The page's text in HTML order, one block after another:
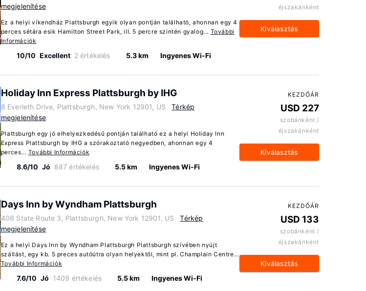
megjelenítése
Ez a helyi víkendház Plattsburgh egyik olyan pontján található, ahonnan egy 4
perces sétára esik Hamilton Street Park, ill. 5 percre szintén gyalog... További
Információk
10/10 Excellent 2 értékelés 5.3 km Ingyenes Wi-Fi
éjszakánként
Kiválasztás
Holiday Inn Express Plattsburgh by IHG
8 Everleth Drive, Plattsburgh, New York 12901, US
Térkép
megjelenítése
Plattsburgh egy jó elhelyezkedésű pontján található ez a helyi Holiday Inn
Express Plattsburgh by IHG a szórakoztató negyedben, ahonnan egy 4
perces... További Információk
8.6/10 Jó 887 értékelés 5.5 km Ingyenes Wi-Fi
KEZDŐÁR
USD 227
szobánként /
éjszakánként
Kiválasztás
Days Inn by Wyndham Plattsburgh
406 State Route 3, Plattsburgh, New York 12901, US
Térkép
megjelenítése
Ez a helyi Days Inn by Wyndham Plattsburgh Plattsburgh szívében nyújt
szállást, egy kb. 5 preces autóútra olyan helyektől, mint pl. Champlain Centre...
További Információk
7.6/10 Jó 1409 értékelés 5.5 km Ingyenes Wi-Fi
KEZDŐÁR
USD 133
szobánként /
éjszakánként
Kiválasztás